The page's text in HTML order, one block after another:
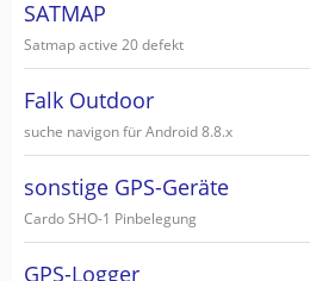
SATMAP
Satmap active 20 defekt
Falk Outdoor
suche navigon für Android 8.8.x
sonstige GPS-Geräte
Cardo SHO-1 Pinbelegung
GPS-Logger